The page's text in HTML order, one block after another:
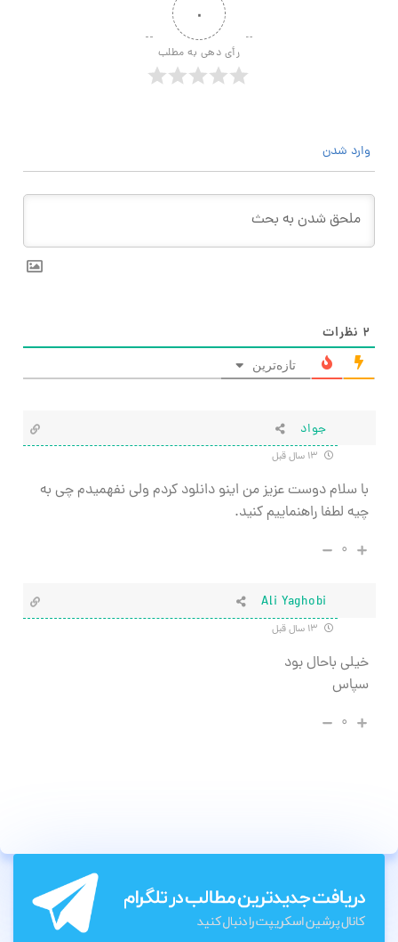
۰
رأی دهی به مطلب
وارد شدن
۲ نظرات
تازه‌ترین
جواد
با سلام دوست عزیز من اینو دانلود کردم ولی نفهمیدم چی به
چیه لطفا راهنماییم کنید.
۰
Ali Yaghobi
خیلی باحال بود
سپاس
۰